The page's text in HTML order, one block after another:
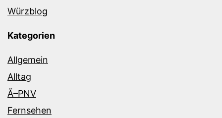
Würzblog
Kategorien
Allgemein
Alltag
Ã–PNV
Fernsehen